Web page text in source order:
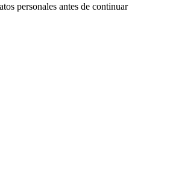
personales antes de continuar